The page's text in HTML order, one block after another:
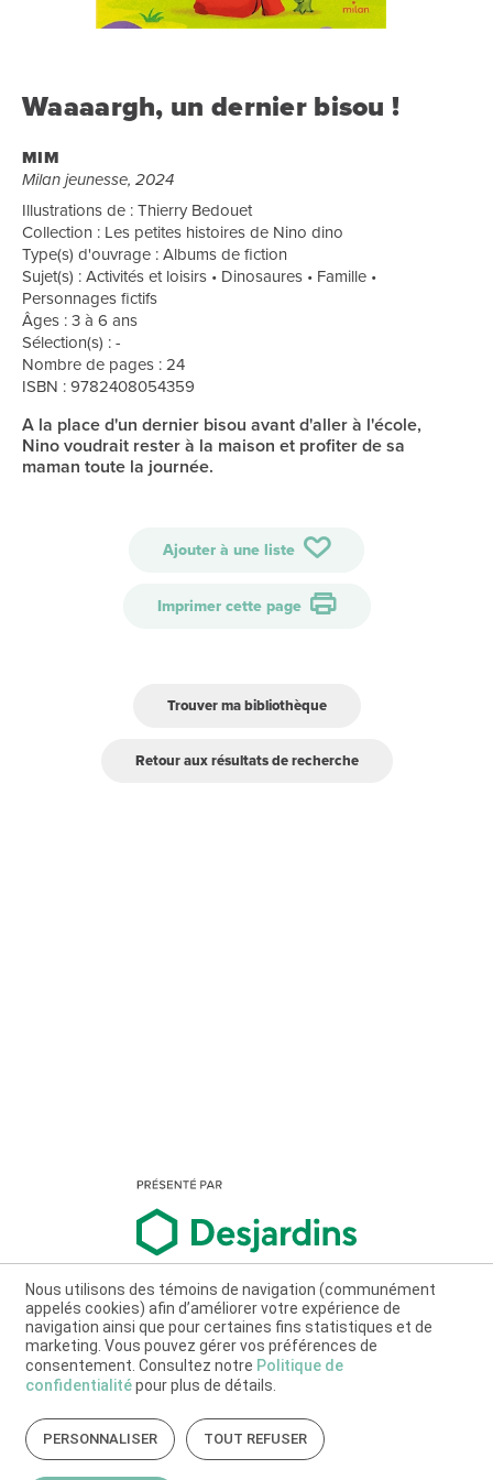
Waaaargh, un dernier bisou !
MIM
Milan jeunesse, 2024
Illustrations de : Thierry Bedouet
Collection : Les petites histoires de Nino dino
Type(s) d'ouvrage : Albums de fiction
Sujet(s) : Activités et loisirs • Dinosaures • Famille •
Personnages fictifs
Âges : 3 à 6 ans
Sélection(s) : -
Nombre de pages : 24
ISBN : 9782408054359
A la place d'un dernier bisou avant d'aller à l'école,
Nino voudrait rester à la maison et profiter de sa
maman toute la journée.
Ajouter à une liste
Imprimer cette page
Trouver ma bibliothèque
Retour aux résultats de recherche
Nous utilisons des témoins de navigation (communément
appelés cookies) afin d’améliorer votre expérience de
navigation ainsi que pour certaines fins statistiques et de
marketing. Vous pouvez gérer vos préférences de
consentement. Consultez notre Politique de
confidentialitépour plus de détails.
PERSONNALISER TOUT REFUSER